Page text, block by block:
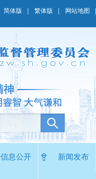
网站地图
繁体版
简体版
信息公开 新闻发布